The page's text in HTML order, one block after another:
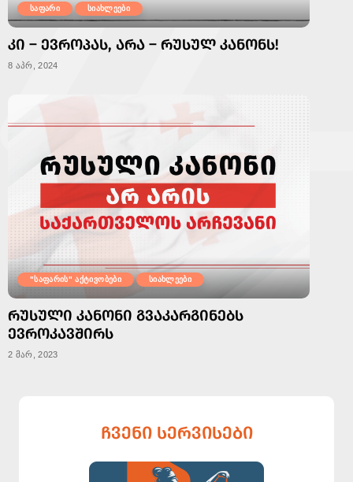
საფარი სიახლეები
ᲙᲘ – ᲔᲕᲠᲝᲞᲐᲡ, ᲐᲠᲐ – ᲠᲣᲡᲣᲚ ᲙᲐᲜᲝᲜᲡ!
8 აპრ, 2024
"საფარის" აქტივობები სიახლეები
ᲠᲣᲡᲣᲚᲘ ᲙᲐᲜᲝᲜᲘ ᲒᲕᲐᲙᲐᲠᲒᲘᲜᲔᲑᲡ
ᲔᲕᲠᲝᲙᲐᲕᲨᲘᲠᲡ
2 მარ, 2023
ᲩᲕᲔᲜᲘ ᲡᲔᲠᲕᲘᲡᲔᲑᲘ